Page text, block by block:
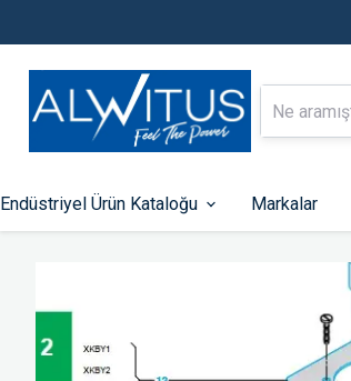
Endüstriyel Ürün Kataloğu
Kaçak Akım Koruma Röleleri
Markalar